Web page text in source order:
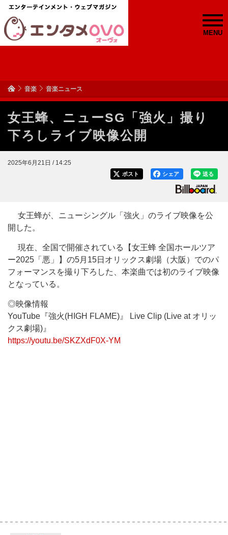
MENU
音楽 音楽ニュース
女王蜂、ニューSG「強火」撮り
下ろしライブ映像公開
2025年6月21日 / 14:25
送る
シェア
ポスト
女王蜂が、ニューシングル「強火」のライブ映像を公
開した。
現在、全国で開催されている【女王蜂 全国ホールツア
ー2025「悪」】の5月15日オリックス劇場（大阪）でのパ
フォーマンスを撮り下ろした、本楽曲では初のライブ映像
となっている。
◎映像情報
YouTube『強火(HIGH FLAME)』 Live Clip (Live at オリッ
クス劇場)』
https://youtu.be/SKZXdF0X-YM